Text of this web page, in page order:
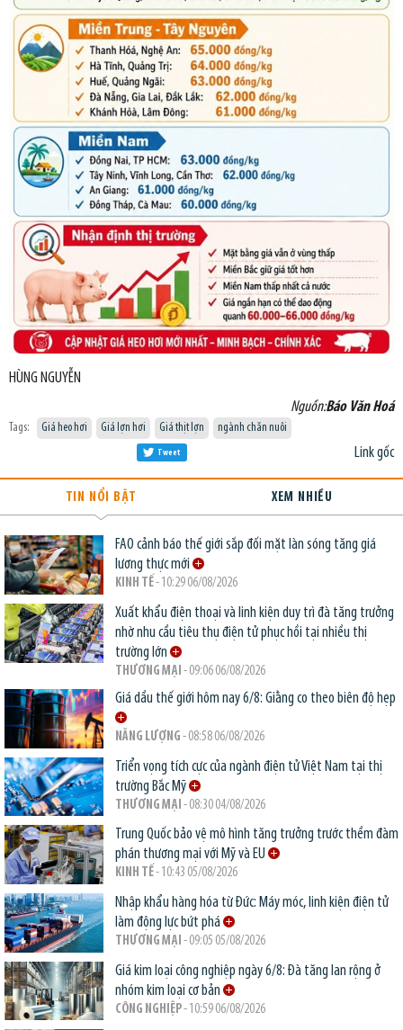
HÙNG NGUYỄN
Nguồn:Báo Văn Hoá
Tags: Giá heo hơi Giá lợn hơi Giá thịt lợn ngành chăn nuôi
Link gốc
Tweet
TIN NỔI BẬT XEM NHIỀU
FAO cảnh báo thế giới sắp đối mặt làn sóng tăng giá
lương thực mới
KINH TẾ- 10:29 06/08/2026
Xuất khẩu điện thoại và linh kiện duy trì đà tăng trưởng
nhờ nhu cầu tiêu thụ điện tử phục hồi tại nhiều thị
trường lớn
THƯƠNG MẠI - 09:06 06/08/2026
Giá dầu thế giới hôm nay 6/8: Giằng co theo biên độ hẹp
NĂNG LƯỢNG - 08:58 06/08/2026
Triển vọng tích cực của ngành điện tử Việt Nam tại thị
trường Bắc Mỹ
THƯƠNG MẠI - 08:30 04/08/2026
Trung Quốc bảo vệ mô hình tăng trưởng trước thềm đàm
phán thương mại với Mỹ và EU
KINH TẾ- 10:43 05/08/2026
Nhập khẩu hàng hóa từ Đức: Máy móc, linh kiện điện tử
làm động lực bứt phá
THƯƠNG MẠI - 09:05 05/08/2026
Giá kim loại công nghiệp ngày 6/8: Đà tăng lan rộng ở
nhóm kim loại cơ bản
CÔNG NGHIỆP- 10:59 06/08/2026